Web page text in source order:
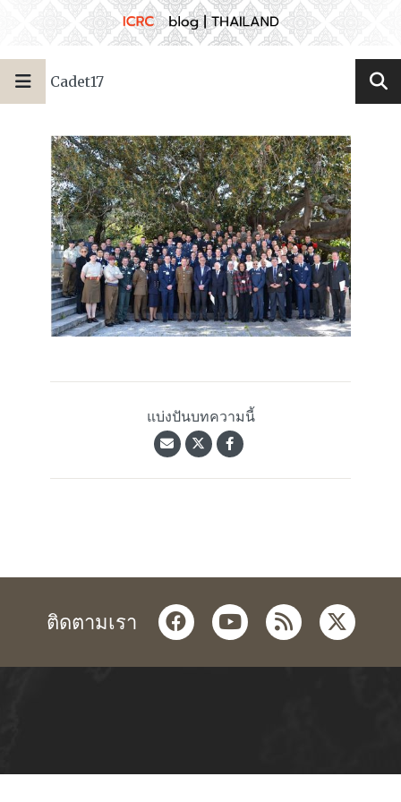
Cadet17
แบ่งปันบทความนี้
ติดตามเรา facebookyoutube
rss twitter